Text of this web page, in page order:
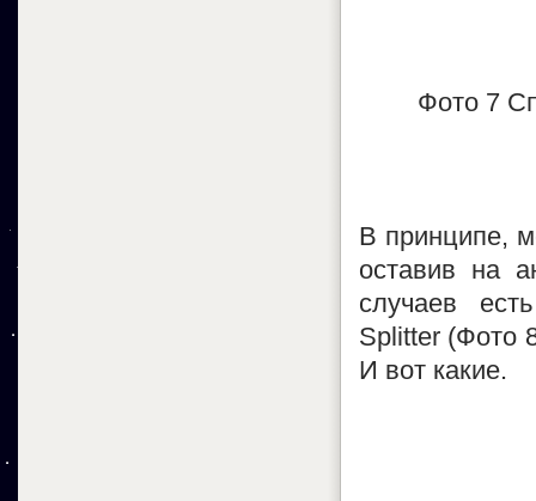
Фото 7
В принципе,
оставив на
случаев
Splitter (Фото
И вот какие.